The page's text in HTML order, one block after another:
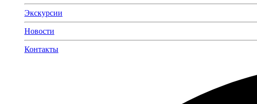
Экскурсии
Новости
Контакты